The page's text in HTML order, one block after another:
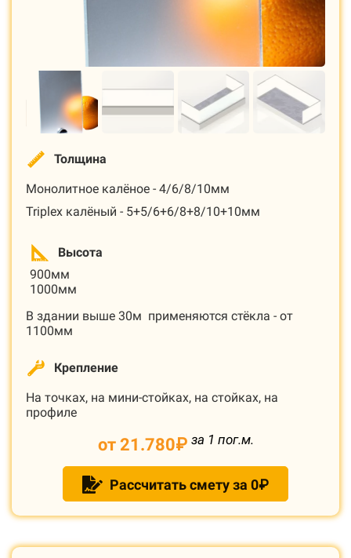
Толщина
Монолитное калёное - 4/6/8/10мм
Triplex калёный - 5+5/6+6/8+8/10+10мм
Высота
900мм
1000мм
В здании выше 30м применяются стёкла - от
1100мм
Крепление
На точках, на мини-стойках, на стойках, на
профиле
от 21.780₽ за 1 пог.м.
Рассчитать смету за 0₽